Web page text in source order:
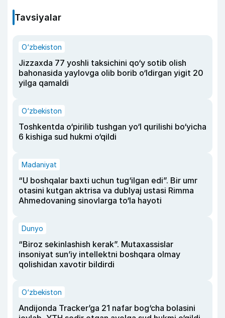
Tavsiyalar
O‘zbekiston
Jizzaxda 77 yoshli taksichini qo‘y sotib olish
bahonasida yaylovga olib borib o‘ldirgan yigit 20
yilga qamaldi
O‘zbekiston
Toshkentda o‘pirilib tushgan yo‘l qurilishi bo‘yicha
6 kishiga sud hukmi o‘qildi
Madaniyat
“U boshqalar baxti uchun tug‘ilgan edi”. Bir umr
otasini kutgan aktrisa va dublyaj ustasi Rimma
Ahmedovaning sinovlarga to‘la hayoti
Dunyo
“Biroz sekinlashish kerak”. Mutaxassislar
insoniyat sun’iy intellektni boshqara olmay
qolishidan xavotir bildirdi
O‘zbekiston
Andijonda Tracker’ga 21 nafar bog‘cha bolasini